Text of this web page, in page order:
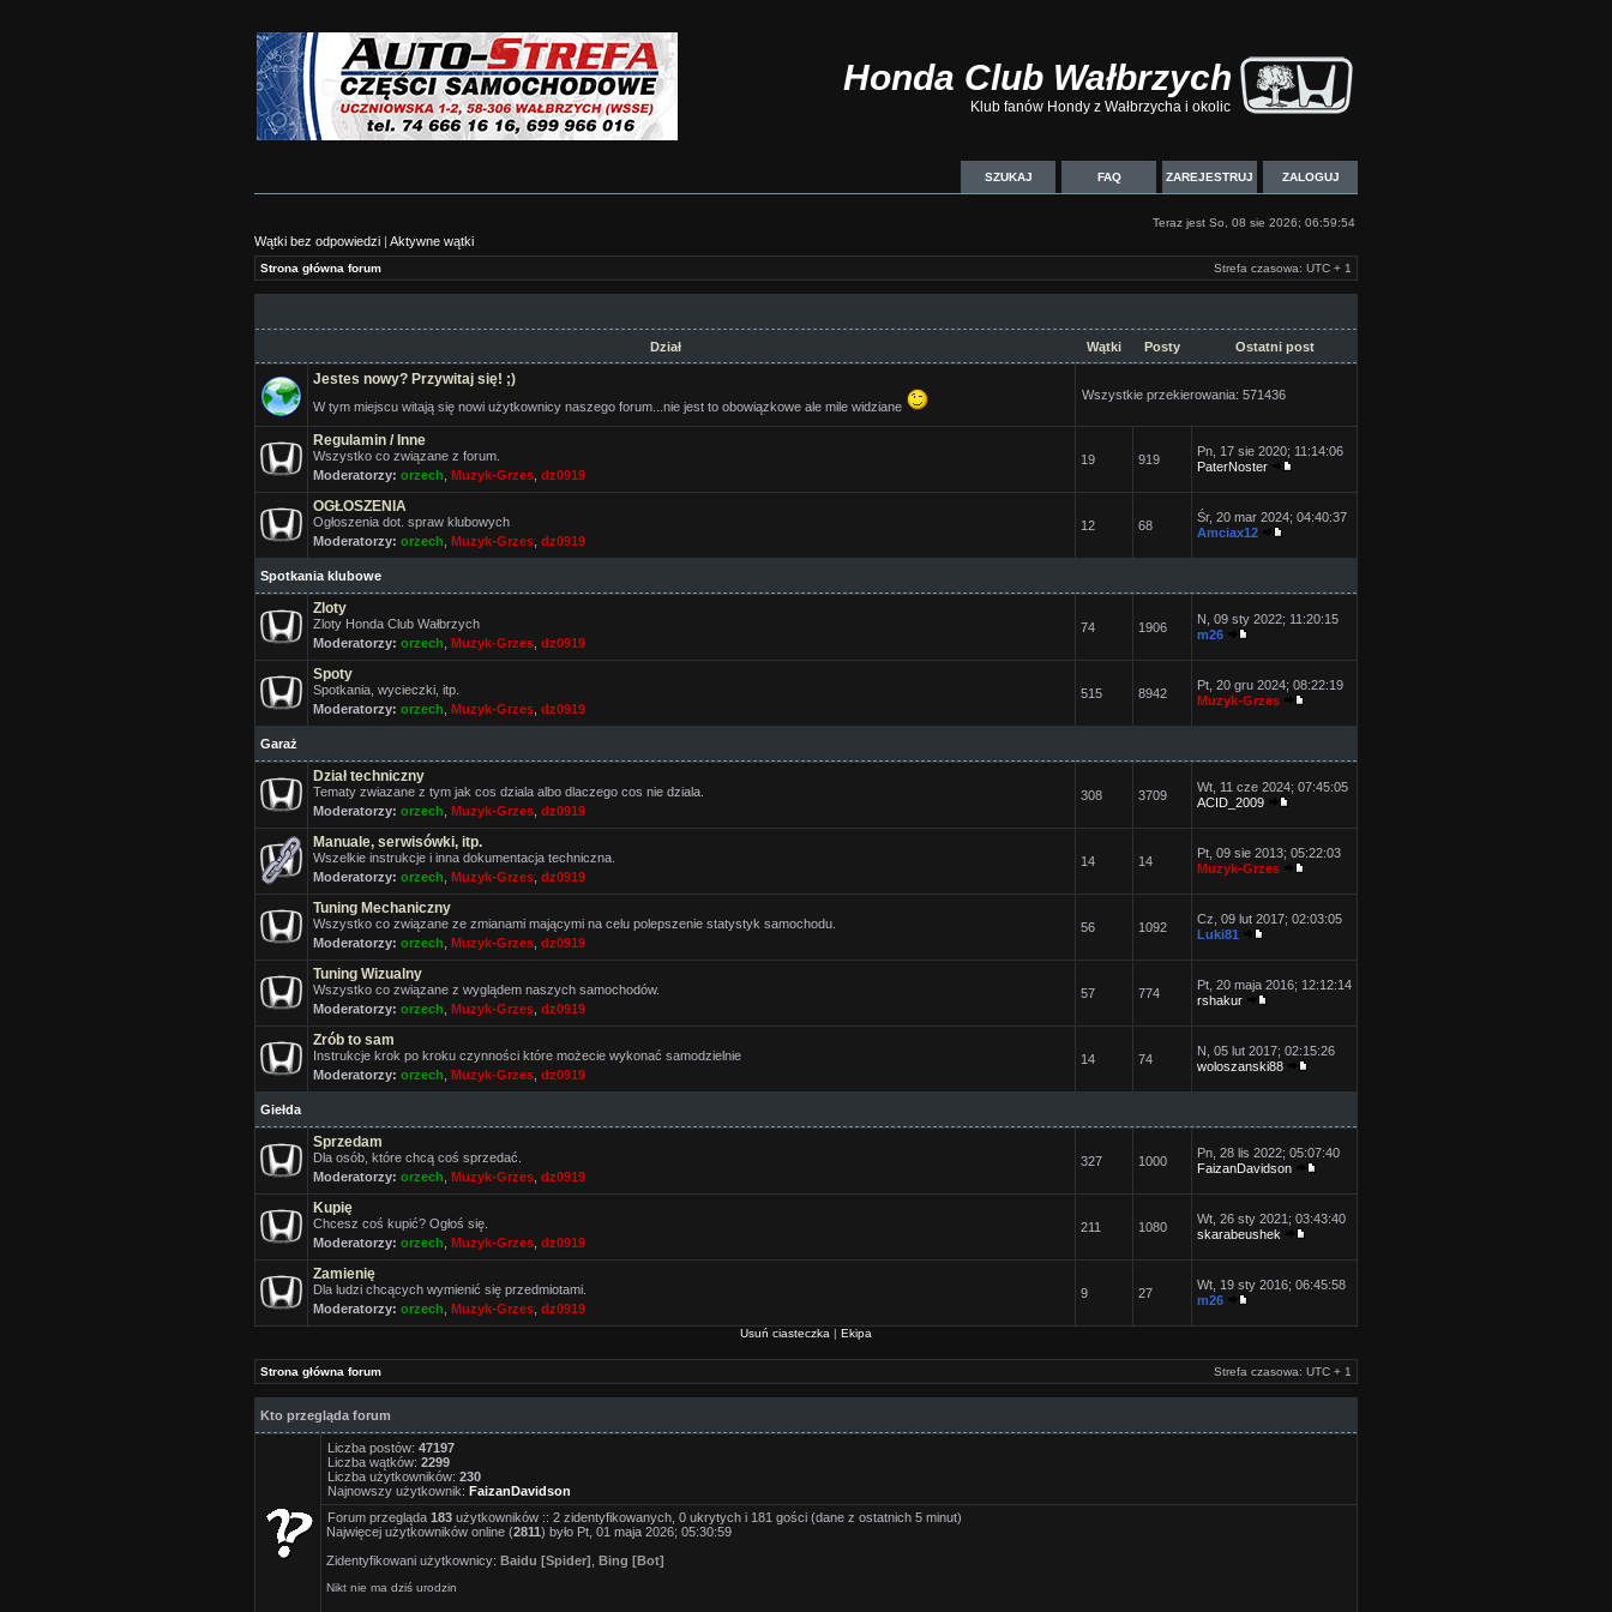
Honda Club Wałbrzych
Klub fanów Hondy z Wałbrzycha i okolic
ZALOGUJ
ZAREJESTRUJ
FAQ
SZUKAJ
Teraz jest So, 08 sie 2026; 06:59:54
Wątki bez odpowiedzi | Aktywne wątki
Strona główna forum Strefa czasowa: UTC + 1
Dział Wątki Posty Ostatni post
Jestes nowy? Przywitaj się! ;)
W tym miejscu witają się nowi użytkownicy naszego forum...nie jest to obowiązkowe ale mile widziane
Wszystkie przekierowania: 571436
Regulamin / Inne
Wszystko co związane z forum.
Moderatorzy: orzech Muzyk-Grzes dz0919
19 919
Pn, 17 sie 2020; 11:14:06
PaterNoster
OGŁOSZENIA
Ogłoszenia dot. spraw klubowych
Moderatorzy: orzech Muzyk-Grzes dz0919
12 68
Śr, 20 mar 2024; 04:40:37
Amciax12
Spotkania klubowe
Zloty
Zloty Honda Club Wałbrzych
Moderatorzy: orzech Muzyk-Grzes dz0919
74 1906
N, 09 sty 2022; 11:20:15
m26
Spoty
Spotkania, wycieczki, itp.
Moderatorzy: orzech Muzyk-Grzes dz0919
515 8942
Pt, 20 gru 2024; 08:22:19
Muzyk-Grzes
Garaż
Dział techniczny
Tematy zwiazane z tym jak cos dziala albo dlaczego cos nie dziala.
Moderatorzy: orzech Muzyk-Grzes dz0919
308 3709
Wt, 11 cze 2024; 07:45:05
ACID_2009
Manuale, serwisówki, itp.
Wszelkie instrukcje i inna dokumentacja techniczna.
Moderatorzy: orzech Muzyk-Grzes dz0919
14 14
Pt, 09 sie 2013; 05:22:03
Muzyk-Grzes
Tuning Mechaniczny
Wszystko co związane ze zmianami mającymi na celu polepszenie statystyk samochodu.
Moderatorzy: orzech Muzyk-Grzes dz0919
56 1092
Cz, 09 lut 2017; 02:03:05
Luki81
Tuning Wizualny
Wszystko co związane z wyglądem naszych samochodów.
Moderatorzy: orzech Muzyk-Grzes dz0919
57 774
Pt, 20 maja 2016; 12:12:14
rshakur
Zrób to sam
Instrukcje krok po kroku czynności które możecie wykonać samodzielnie
Moderatorzy: orzech Muzyk-Grzes dz0919
14 74
N, 05 lut 2017; 02:15:26
woloszanski88
Giełda
Sprzedam
Dla osób, które chcą coś sprzedać.
Moderatorzy: orzech Muzyk-Grzes dz0919
327 1000
Pn, 28 lis 2022; 05:07:40
FaizanDavidson
Kupię
Chcesz coś kupić? Ogłoś się.
Moderatorzy: orzech Muzyk-Grzes dz0919
211 1080
Wt, 26 sty 2021; 03:43:40
skarabeushek
Zamienię
Dla ludzi chcących wymienić się przedmiotami.
Moderatorzy: orzech Muzyk-Grzes dz0919
9 27
Wt, 19 sty 2016; 06:45:58
m26
Usuń ciasteczka | Ekipa
Strona główna forum Strefa czasowa: UTC + 1
Kto przegląda forum
Liczba postów: 47197
Liczba wątków: 2299
Liczba użytkowników: 230
Najnowszy użytkownik: FaizanDavidson
Forum przegląda 183 użytkowników :: 2 zidentyfikowanych, 0 ukrytych i 181 gości (dane z ostatnich 5 minut)
Najwięcej użytkowników online (2811) było Pt, 01 maja 2026; 05:30:59
Zidentyfikowani użytkownicy: Baidu [Spider] Bing [Bot]
Nikt nie ma dziś urodzin